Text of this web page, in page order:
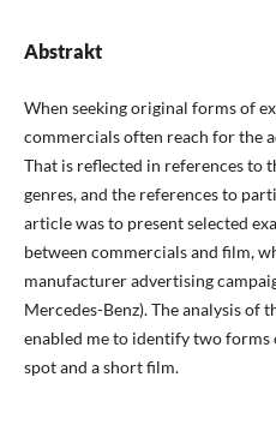
Abstrakt
When seeking original forms of
commercials often reach for the
That is reflected in references to
genres, and the references to
article was to present selected
between commercials and film,
manufacturer advertising
Mercedes-Benz). The analysis of
enabled me to identify two
spot and a short film.